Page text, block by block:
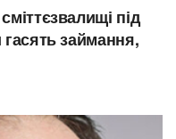
під
займання,